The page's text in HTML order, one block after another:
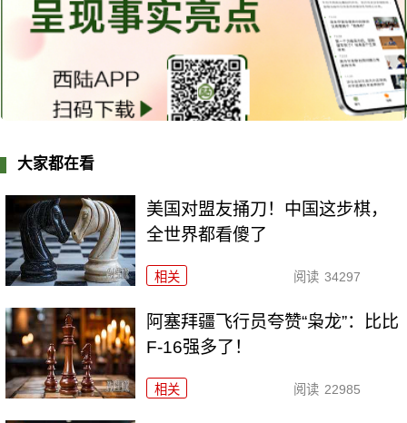
大家都在看
美国对盟友捅刀！中国这步棋，
全世界都看傻了
相关 阅读 34297
阿塞拜疆飞行员夸赞“枭龙”：比比
F-16强多了！
相关 阅读 22985